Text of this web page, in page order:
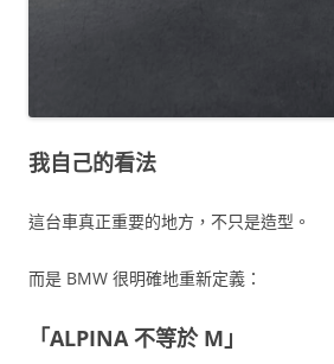
我自己的看法
這台車真正重要的地方，不只是造型。
而是 BMW 很明確地重新定義：
「ALPINA 不等於 M」